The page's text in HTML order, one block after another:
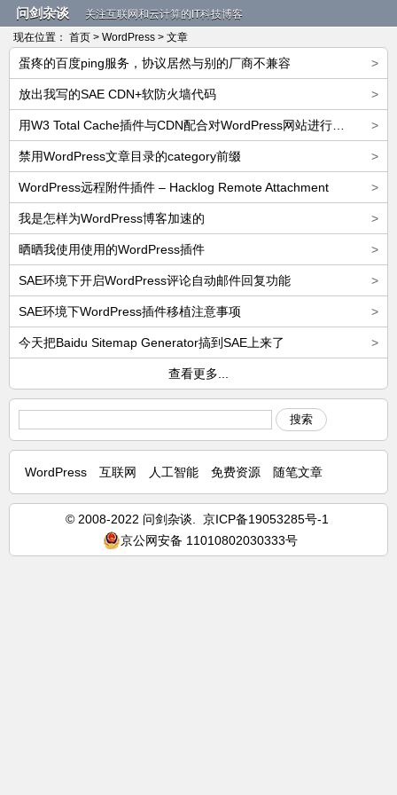
问剑杂谈
关注互联网和云计算的IT科技博客
现在位置： 首页 > WordPress > 文章
>
蛋疼的百度ping服务，协议居然与别的厂商不兼容
>
放出我写的SAE CDN+软防火墙代码
>
>
禁用WordPress文章目录的category前缀
>
WordPress远程附件插件 – Hacklog Remote Attachment
>
我是怎样为WordPress博客加速的
>
晒晒我使用使用的WordPress插件
>
SAE环境下开启WordPress评论自动邮件回复功能
>
SAE环境下WordPress插件移植注意事项
>
今天把Baidu Sitemap Generator搞到SAE上来了
查看更多...
搜索
WordPress 互联网 人工智能 免费资源 随笔文章
© 2008-2022 问剑杂谈. 京ICP备19053285号-1
京公网安备 11010802030333号